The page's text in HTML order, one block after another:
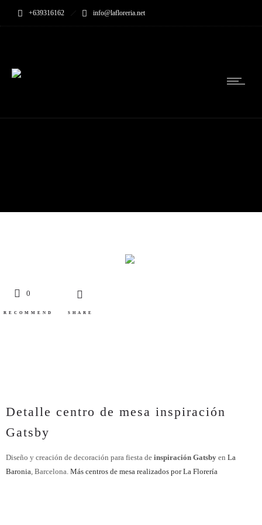
+639316162 info@lafloreria.net
0
RECOMMEND SHARE
Detalle centro de mesa inspiración
Gatsby
Diseño y creación de decoración para fiesta de inspiración Gatsby en La
Baronia, Barcelona. Más centros de mesa realizados por La Florería